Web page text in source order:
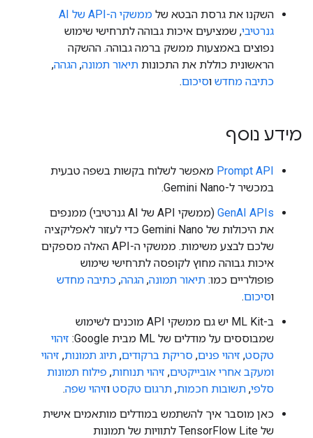
השקנו את גרסת הבטא של
ממשקי ה-API של AI
גנרטיבי, שמציעים איכות גבוהה לתרחישי שימוש
נפוצים באמצעות ממשק ברמה גבוהה. ההשקה
הראשונית כוללת את התכונות תיאור תמונה, הגהה,
כתיבה מחדש וסיכום.
מידע נוסף
Prompt API מאפשר לשלוח בקשות בשפה טבעית
במכשיר ל-Gemini Nano.
GenAI APIs
(ממשקי API של AI גנרטיבי) ממנפים
את היכולות של Gemini Nano כדי לעזור לאפליקציה
שלכם לבצע משימות. ממשקי ה-API האלה מספקים
איכות גבוהה מחוץ לקופסה לתרחישי שימוש
פופולריים כמו: תיאור תמונה, הגהה, כתיבה מחדש
וסיכום.
ב-ML Kit יש גם ממשקי API מוכנים לשימוש
שמבוססים על מודלים של ML מבית Google:
זיהוי
טקסט, זיהוי פנים, סריקת ברקודים, תיוג תמונות, זיהוי
ומעקב אחרי אובייקטים, זיהוי תנוחות, פילוח תמונות
סלפי, תשובות חכמות, תרגום טקסט וזיהוי שפה.
כאן מוסבר איך להשתמש במודלים מותאמים אישית
של TensorFlow Lite לתוויות של תמונות